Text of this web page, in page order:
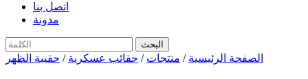
اتصل بنا
مدونة
الصفحة الرئيسية / منتجات / حقائب عسكرية / حقيبة الظهر